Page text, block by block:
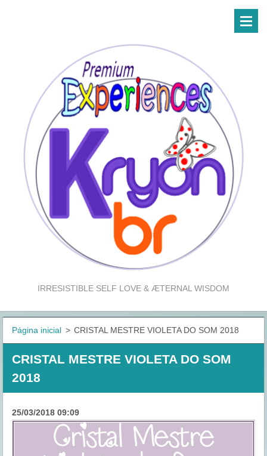
IRRESISTIBLE SELF LOVE & ÆTERNAL WISDOM
Página inicial > CRISTAL MESTRE VIOLETA DO SOM 2018
CRISTAL MESTRE VIOLETA DO SOM
2018
25/03/2018 09:09